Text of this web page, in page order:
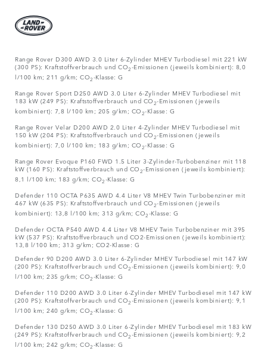
Range Rover D300 AWD 3.0 Liter 6-Zylinder MHEV Turbodiesel mit 221 kW
(300 PS): Kraftstoffverbrauch und CO2-Emissionen (jeweils kombiniert): 8,0
l/100 km; 211 g/km; CO2-Klasse: G
Range Rover Sport D250 AWD 3.0 Liter 6-Zylinder MHEV Turbodiesel mit
183 kW (249 PS): Kraftstoffverbrauch und CO2-Emissionen (jeweils
kombiniert): 7,8 l/100 km; 205 g/km; CO2-Klasse: G
Range Rover Velar D200 AWD 2.0 Liter 4-Zylinder MHEV Turbodiesel mit
150 kW (204 PS): Kraftstoffverbrauch und CO2-Emissionen (jeweils
kombiniert): 7,0 l/100 km; 183 g/km; CO2-Klasse: G
Range Rover Evoque P160 FWD 1.5 Liter 3-Zylinder-Turbobenziner mit 118
kW (160 PS): Kraftstoffverbrauch und CO2-Emissionen (jeweils kombiniert):
8,1 l/100 km; 183 g/km; CO2-Klasse: G
Defender 110 OCTA P635 AWD 4.4 Liter V8 MHEV Twin Turbobenziner mit
467 kW (635 PS): Kraftstoffverbrauch und CO2-Emissionen (jeweils
kombiniert): 13,8 l/100 km; 313 g/km; CO2-Klasse: G
Defender OCTA P540 AWD 4.4 Liter V8 MHEV Twin Turbobenziner mit 395
kW (537 PS): Kraftstoffverbrauch und CO2-Emissionen (jeweils kombiniert):
13,8 l/100 km; 313 g/km; CO2-Klasse: G
Defender 90 D200 AWD 3.0 Liter 6-Zylinder MHEV Turbodiesel mit 147 kW
(200 PS): Kraftstoffverbrauch und CO2-Emissionen (jeweils kombiniert): 9,0
l/100 km; 235 g/km; CO2-Klasse: G
Defender 110 D200 AWD 3.0 Liter 6-Zylinder MHEV Turbodiesel mit 147 kW
(200 PS): Kraftstoffverbrauch und CO2-Emissionen (jeweils kombiniert): 9,1
l/100 km; 240 g/km; CO2-Klasse: G
Defender 130 D250 AWD 3.0 Liter 6-Zylinder MHEV Turbodiesel mit 183 kW
(249 PS): Kraftstoffverbrauch und CO2-Emissionen (jeweils kombiniert): 9,2
l/100 km; 242 g/km; CO2-Klasse: G